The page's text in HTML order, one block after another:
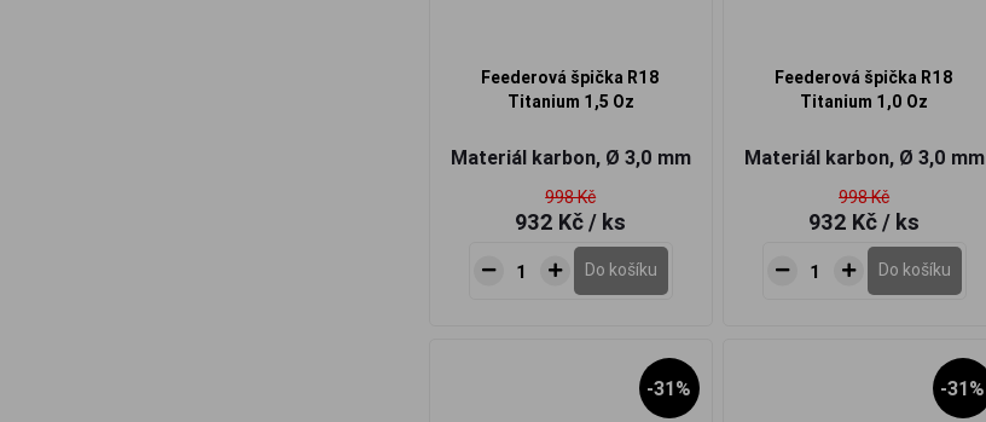
Feederová špička R18
Titanium 1,5 Oz
Materiál karbon, Ø 3,0 mm
998 Kč
932 Kč/ ks
Do košíku
Feederová špička R18
Titanium 1,0 Oz
Materiál karbon, Ø 3,0 mm
998 Kč
932 Kč/ ks
Do košíku
-31% -31%